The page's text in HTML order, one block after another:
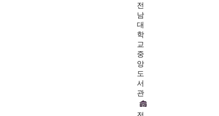
전
남
대
학
교
중
앙
도
서
관